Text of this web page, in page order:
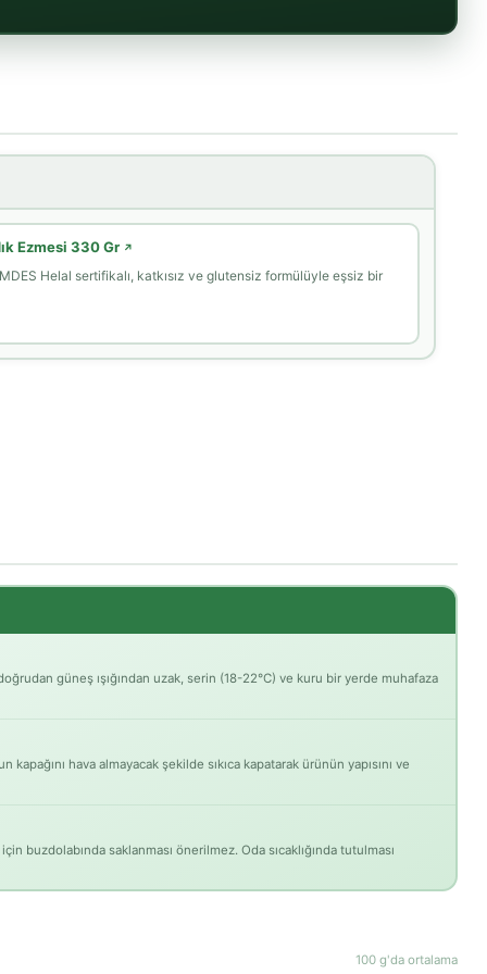
Ezmesi 330 Gr ↗
Helal sertifikalı, katkısız ve glutensiz formülüyle eşsiz bir
güneş ışığından uzak, serin (18-22°C) ve kuru bir yerde muhafaza
kapağını hava almayacak şekilde sıkıca kapatarak ürünün yapısını ve
buzdolabında saklanması önerilmez. Oda sıcaklığında tutulması
100 g'da ortalama